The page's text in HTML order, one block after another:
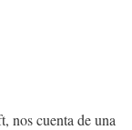
nos cuenta de una